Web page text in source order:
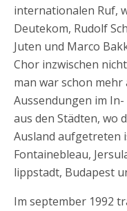
internationalen Ruf,
Deutekom, Rudolf
Juten und Marco
Chor inzwischen
man war schon mehr
Aussendungen im
aus den Städten, wo
Ausland aufgetreten
Fontainebleau,
lippstadt, Budapest
Im september 1992